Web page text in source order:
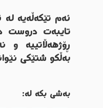
ئەم تێکەڵەیە لە
تایبەت دروست
ڕۆژهەڵاتییە و
بەڵکو شتێکی
بەشی بکە لە: